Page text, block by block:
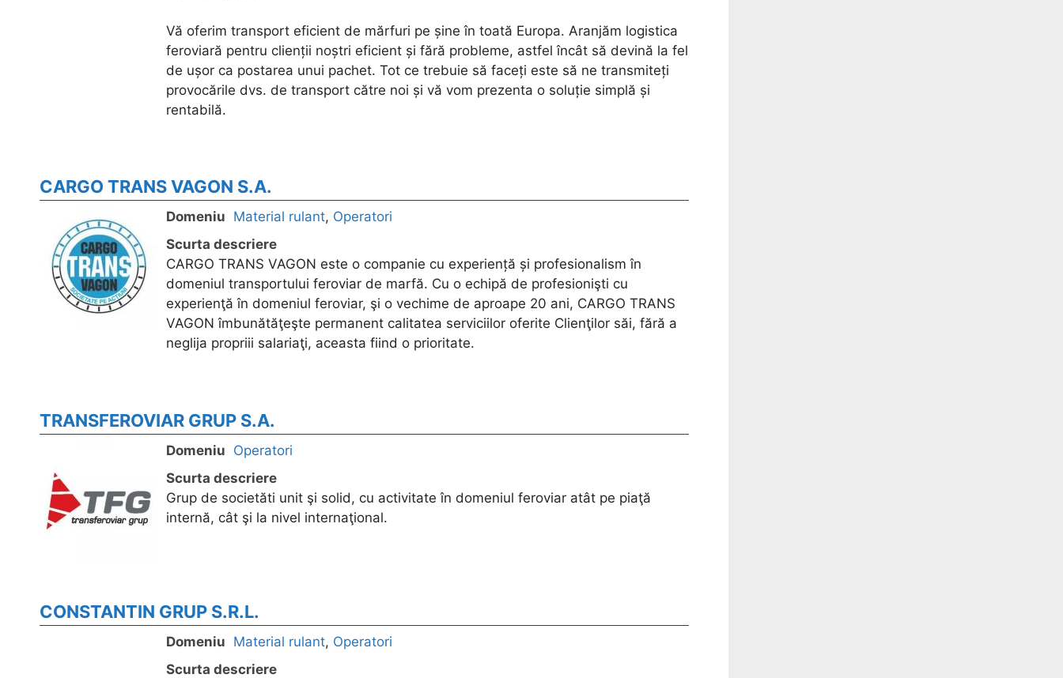
Vă oferim transport eficient de mărfuri pe șine în toată Europa. Aranjăm logistica
feroviară pentru clienții noștri eficient și fără probleme, astfel încât să devină la fel
de ușor ca postarea unui pachet. Tot ce trebuie să faceți este să ne transmiteți
provocările dvs. de transport către noi și vă vom prezenta o soluție simplă și
rentabilă.
CARGO TRANS VAGON S.A.
Domeniu Material rulant, Operatori
Scurta descriere
CARGO TRANS VAGON este o companie cu experiență și profesionalism în
domeniul transportului feroviar de marfă. Cu o echipă de profesionişti cu
experienţă în domeniul feroviar, şi o vechime de aproape 20 ani, CARGO TRANS
VAGON îmbunătăţeşte permanent calitatea serviciilor oferite Clienţilor săi, fără a
neglija propriii salariaţi, aceasta fiind o prioritate.
TRANSFEROVIAR GRUP S.A.
Domeniu Operatori
Scurta descriere
Grup de societăti unit şi solid, cu activitate în domeniul feroviar atât pe piaţă
internă, cât şi la nivel internaţional.
CONSTANTIN GRUP S.R.L.
Domeniu Material rulant, Operatori
Scurta descriere